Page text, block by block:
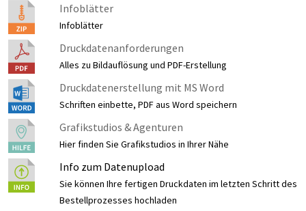
Infoblätter
Infoblätter
Druckdatenanforderungen
Alles zu Bildauflösung und PDF-Erstellung
Druckdatenerstellung mit MS Word
Schriften einbette, PDF aus Word speichern
Grafikstudios & Agenturen
Hier finden Sie Grafikstudios in Ihrer Nähe
Info zum Datenupload
Sie können Ihre fertigen Druckdaten im letzten Schritt des
Bestellprozesses hochladen